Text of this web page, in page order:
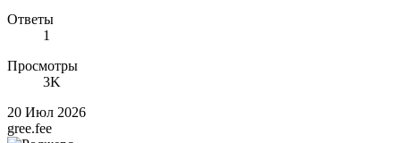
Ответы
1
Просмотры
3K
20 Июл 2026
gree.fee